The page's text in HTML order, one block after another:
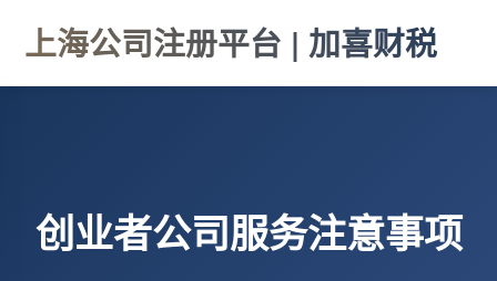
上海公司注册平台 | 加喜财税
创业者公司服务注意事项